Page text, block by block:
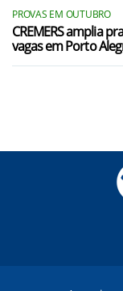
PROVAS EM OUTUBRO
CREMERS amplia
vagas em Porto